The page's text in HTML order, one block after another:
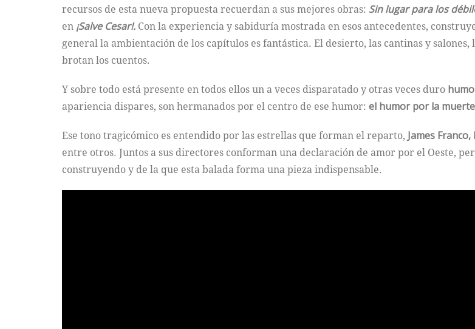
recursos de esta nueva propuesta recuerdan a sus mejores obras: Sin lugar para los
en ¡Salve Cesar!. Con la experiencia y sabiduría mostrada en esos antecedentes,
general la ambientación de los capítulos es fantástica. El desierto, las cantinas y
brotan los cuentos.
Y sobre todo está presente en todos ellos un a veces disparatado y otras veces duro
apariencia dispares, son hermanados por el centro de ese humor: el humor por la
Ese tono tragicómico es entendido por las estrellas que forman el reparto, James
entre otros. Juntos a sus directores conforman una declaración de amor por el Oeste,
construyendo y de la que esta balada forma una pieza indispensable.